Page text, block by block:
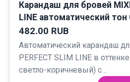
Карандаш для бровей
LINE автоматический
482.00 RUB
Автоматический карандаш
PERFECT SLIM LINE в
светло-коричневый) с…